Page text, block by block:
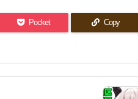
Pocket Copy